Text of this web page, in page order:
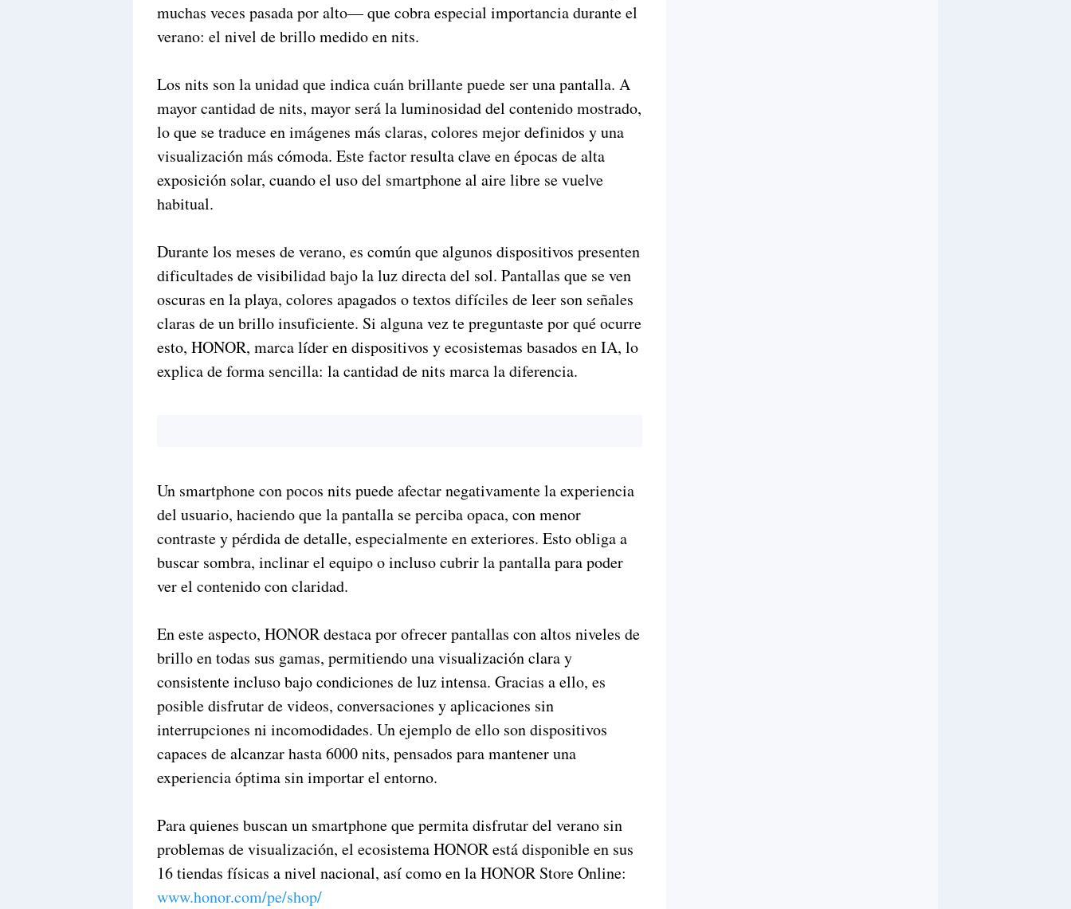
muchas veces pasada por alto— que cobra especial importancia durante el
verano: el nivel de brillo medido en nits.
Los nits son la unidad que indica cuán brillante puede ser una pantalla. A
mayor cantidad de nits, mayor será la luminosidad del contenido mostrado,
lo que se traduce en imágenes más claras, colores mejor definidos y una
visualización más cómoda. Este factor resulta clave en épocas de alta
exposición solar, cuando el uso del smartphone al aire libre se vuelve
habitual.
Durante los meses de verano, es común que algunos dispositivos presenten
dificultades de visibilidad bajo la luz directa del sol. Pantallas que se ven
oscuras en la playa, colores apagados o textos difíciles de leer son señales
claras de un brillo insuficiente. Si alguna vez te preguntaste por qué ocurre
esto, HONOR, marca líder en dispositivos y ecosistemas basados en IA, lo
explica de forma sencilla: la cantidad de nits marca la diferencia.
Un smartphone con pocos nits puede afectar negativamente la experiencia
del usuario, haciendo que la pantalla se perciba opaca, con menor
contraste y pérdida de detalle, especialmente en exteriores. Esto obliga a
buscar sombra, inclinar el equipo o incluso cubrir la pantalla para poder
ver el contenido con claridad.
En este aspecto, HONOR destaca por ofrecer pantallas con altos niveles de
brillo en todas sus gamas, permitiendo una visualización clara y
consistente incluso bajo condiciones de luz intensa. Gracias a ello, es
posible disfrutar de videos, conversaciones y aplicaciones sin
interrupciones ni incomodidades. Un ejemplo de ello son dispositivos
capaces de alcanzar hasta 6000 nits, pensados para mantener una
experiencia óptima sin importar el entorno.
Para quienes buscan un smartphone que permita disfrutar del verano sin
problemas de visualización, el ecosistema HONOR está disponible en sus
16 tiendas físicas a nivel nacional, así como en la HONOR Store Online:
www.honor.com/pe/shop/